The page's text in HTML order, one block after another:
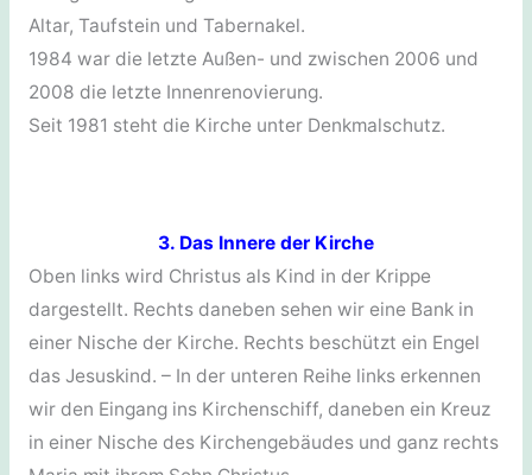
Altar, Taufstein und Tabernakel.
1984 war die letzte Außen- und zwischen 2006 und
2008 die letzte Innenrenovierung.
Seit 1981 steht die Kirche unter Denkmalschutz.
3. Das Innere der Kirche
Oben links wird Christus als Kind in der Krippe
dargestellt. Rechts daneben sehen wir eine Bank in
einer Nische der Kirche. Rechts beschützt ein Engel
das Jesuskind. – In der unteren Reihe links erkennen
wir den Eingang ins Kirchenschiff, daneben ein Kreuz
in einer Nische des Kirchengebäudes und ganz rechts